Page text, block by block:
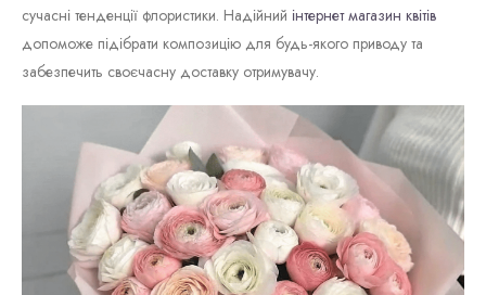
сучасні тенденції флористики. Надійний інтернет магазин квітів
допоможе підібрати композицію для будь-якого приводу та
забезпечить своєчасну доставку отримувачу.